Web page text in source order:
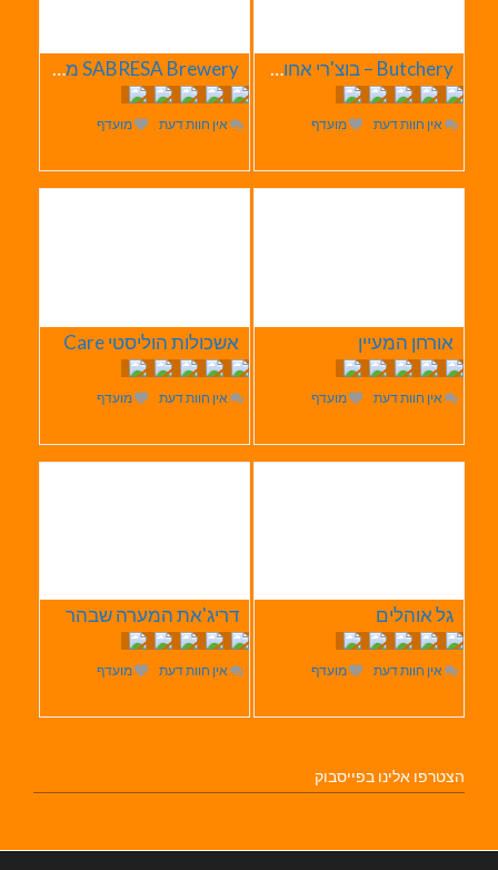
Butchery – בוצ'רי אחוזת הבשר
אין חוות דעת מועדף
SABRESA Brewery מבשלת שיכר | מבשלת בירה
אין חוות דעת מועדף
אורחן המעיין
אין חוות דעת מועדף
אשכולות הוליסטי Care
אין חוות דעת מועדף
גל אוהלים
אין חוות דעת מועדף
דריג'את המערה שבהר
אין חוות דעת מועדף
הצטרפו אלינו בפייסבוק